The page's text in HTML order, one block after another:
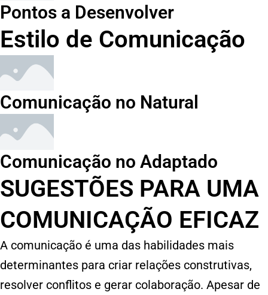
Pontos a Desenvolver
Estilo de Comunicação
Comunicação no Natural
Comunicação no Adaptado
SUGESTÕES PARA UMA
COMUNICAÇÃO EFICAZ
A comunicação é uma das habilidades mais
determinantes para criar relações construtivas,
resolver conflitos e gerar colaboração. Apesar de